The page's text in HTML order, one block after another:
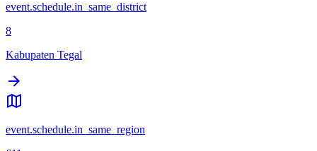
event.schedule.in_same_district
8
Kabupaten Tegal
event.schedule.in_same_region